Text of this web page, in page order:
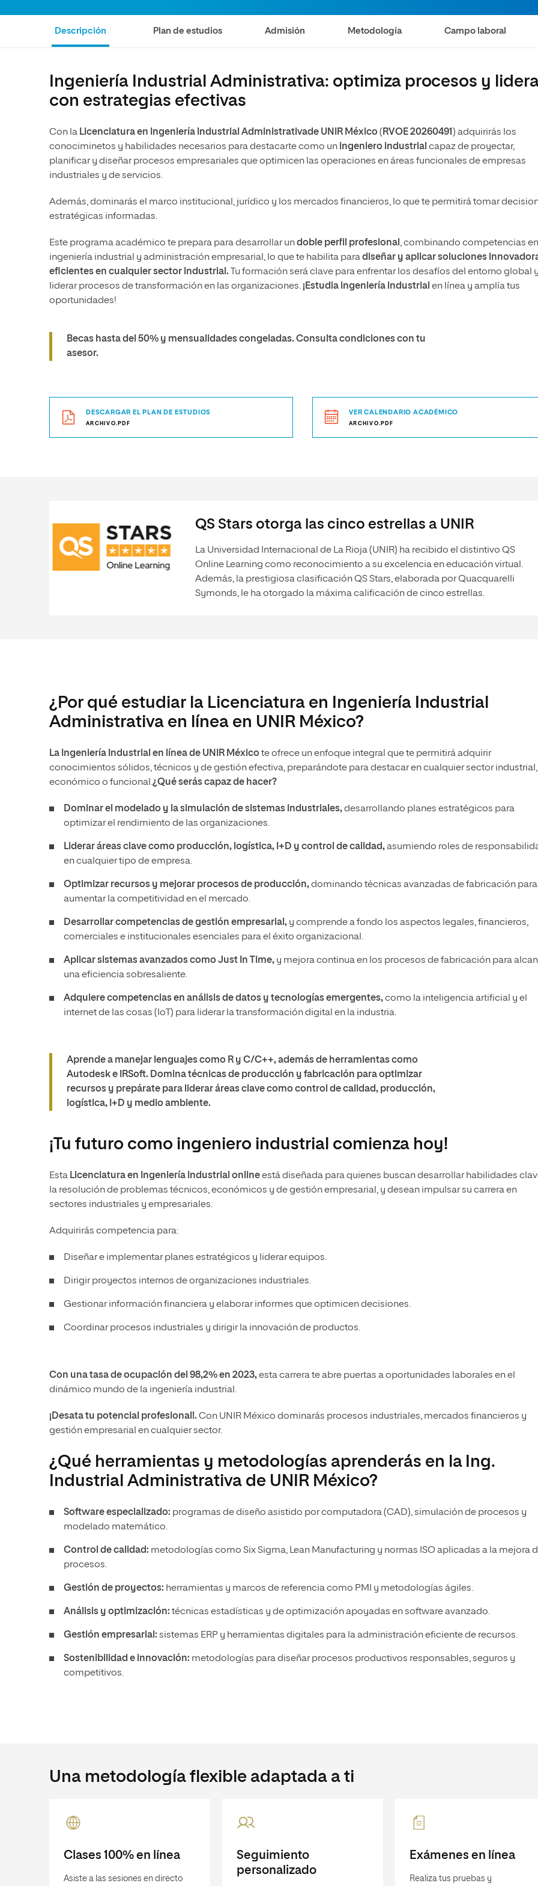
Comunicación y Mercadotecnia
Ciencias Políticas y Relaciones
Internacionales
Ciencias Criminológicas y de la
Humanidades
Artes
Ciencias Sociales
Humanidades
Música
Educación
Economía y Negocios
Descripción Plan de estudios Admisión Metodología Campo laboral
Ingeniería Industrial Administrativa: optimiza procesos y
con estrategias efectivas
Con la Licenciatura en Ingeniería Industrial Administrativade UNIR México( RVOE 20260491 ) adquirirás los
conociminetos y habilidades necesarios para destacarte como un ingeniero industrial capaz de proyectar,
planificar y diseñar procesos empresariales que optimicen las operaciones en áreas funcionales de empresas
industriales y de servicios.
Además, dominarás el marco institucional, jurídico y los mercados financieros, lo que te permitirá tomar
estratégicas informadas.
Este programa académico te prepara para desarrollar undoble perfil profesional , combinando competencias en
ingeniería industrial y administración empresarial, lo que te habilita paradiseñar y aplicar soluciones
eficientes en cualquier sector industrial. Tu formación será clave para enfrentar los desafíos del entorno global
liderar procesos de transformación en las organizaciones. ¡Estudia ingeniería industrial en línea y amplía tus
oportunidades!
Becas hasta del 50% y mensualidades congeladas. Consulta condiciones con tu
asesor.
DESCARGAR EL PLAN DE ESTUDIOS
ARCHIVO.PDF
VER CALENDARIO ACADÉMICO
ARCHIVO.PDF
QS Stars otorga las cinco estrellas a UNIR
La Universidad Internacional de La Rioja (UNIR) ha recibido el distintivo QS
Online Learning como reconocimiento a su excelencia en educación virtual.
Además, la prestigiosa clasificación QS Stars, elaborada por Quacquarelli
Symonds, le ha otorgado la máxima calificación de cinco estrellas.
¿Por qué estudiar la Licenciatura en Ingeniería Industrial
Administrativa en línea en UNIR México?
La Ingeniería Industrial en línea de UNIR Méxicote ofrece un enfoque integral que te permitirá adquirir
conocimientos sólidos, técnicos y de gestión efectiva, preparándote para destacar en cualquier sector industrial,
económico o funcional.¿Qué serás capaz de hacer?
Dominar el modelado y la simulación de sistemas industriales,desarrollando planes estratégicos para
optimizar el rendimiento de las organizaciones.
Liderar áreas clave como producción, logística, I+D y control de calidad,asumiendo roles de
en cualquier tipo de empresa.
Optimizar recursos y mejorar procesos de producción,dominando técnicas avanzadas de fabricación para
aumentar la competitividad en el mercado.
Desarrollar competencias de gestión empresarial, y comprende a fondo los aspectos legales, financieros,
comerciales e institucionales esenciales para el éxito organizacional.
Aplicar sistemas avanzados como Just In Time, y mejora continua en los procesos de fabricación para
una eficiencia sobresaliente.
Adquiere competencias en análisis de datos y tecnologías emergentes,como la inteligencia artificial y el
internet de las cosas (IoT) para liderar la transformación digital en la industria.
Aprende a manejar lenguajes como R y C/C++, además de herramientas como
Autodesk e IRSoft. Domina técnicas de producción y fabricación para optimizar
recursos y prepárate para liderar áreas clave como control de calidad, producción,
logística, I+D y medio ambiente.
¡Tu futuro como ingeniero industrial comienza hoy!
Esta Licenciatura en Ingeniería Industrial onlineestá diseñada para quienes buscan desarrollar habilidades
la resolución de problemas técnicos, económicos y de gestión empresarial, y desean impulsar su carrera en
sectores industriales y empresariales.
Adquirirás competencia para:
Diseñar e implementar planes estratégicos y liderar equipos.
Dirigir proyectos internos de organizaciones industriales.
Gestionar información financiera y elaborar informes que optimicen decisiones.
Coordinar procesos industriales y dirigir la innovación de productos.
Con una tasa de ocupación del 98,2% en 2023,esta carrera te abre puertas a oportunidades laborales en el
dinámico mundo de la ingeniería industrial.
¡Desata tu potencial profesional!. Con UNIR México dominarás procesos industriales, mercados financieros y
gestión empresarial en cualquier sector.
¿Qué herramientas y metodologías aprenderás en la Ing.
Industrial Administrativa de UNIR México?
Software especializado: programas de diseño asistido por computadora (CAD), simulación de procesos y
modelado matemático.
Control de calidad: metodologías como Six Sigma, Lean Manufacturing y normas ISO aplicadas a la mejora
procesos.
Gestión de proyectos: herramientas y marcos de referencia como PMI y metodologías ágiles.
Análisis y optimización: técnicas estadísticas y de optimización apoyadas en software avanzado.
Gestión empresarial: sistemas ERP y herramientas digitales para la administración eficiente de recursos.
Sostenibilidad e innovación: metodologías para diseñar procesos productivos responsables, seguros y
competitivos.
Una metodología flexible adaptada a ti
Clases 100% en línea
Asiste a las sesiones en directo
Seguimiento
personalizado
Exámenes en línea
Realiza tus pruebas y